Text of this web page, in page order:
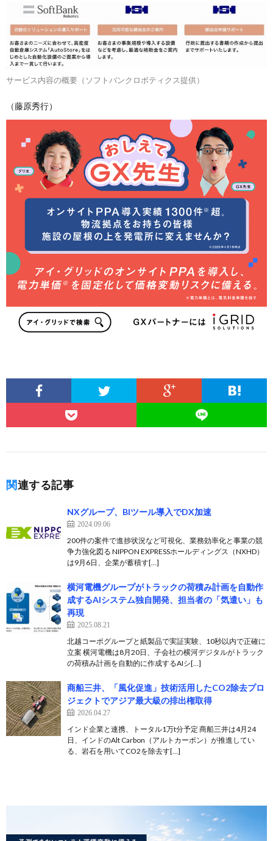
サービス内容の概要（ソフトバンクロボティクス提供）
（藤原秀行）
関連する記事
NXグループ、BIツール導入でDX加速
2024.09.06
200件の案件で進捗状況など可視化、業務効率化と事業の競
争力強化図る NIPPON EXPRESSホールディングス（NXHD）
は9月6日、企業が蓄積す[…]
横河電機グループがトラックの荷積み計画を自動作
成するAIシステム独自開発、担当者の「気遣い」も
再現
2025.08.21
北越コーポグループと紙製品で実証実験、10秒以内で正確に
立案 横河電機は8月20日、子会社の横河デジタルがトラック
の荷積み計画を自動的に作成するAIシ[…]
商船三井、「風化促進」技術活用したCO2除去プロ
ジェクトでアジア最大級の排出権取得
2026.04.27
インド企業と連携、トータル1万t分予定 商船三井は4月24
日、インドのAlt Carbon（アルトカーボン）が推進してい
る、岩石を用いてCO2を除去す[…]